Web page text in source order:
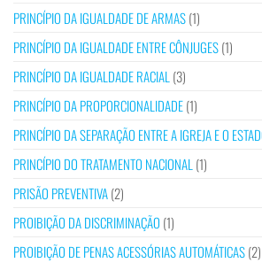
PRINCÍPIO DA IGUALDADE DE ARMAS(1)
PRINCÍPIO DA IGUALDADE ENTRE CÔNJUGES(1)
PRINCÍPIO DA IGUALDADE RACIAL (3)
PRINCÍPIO DA PROPORCIONALIDADE(1)
PRINCÍPIO DA SEPARAÇÃO ENTRE A IGREJA E O
PRINCÍPIO DO TRATAMENTO NACIONAL (1)
PRISÃO PREVENTIVA(2)
PROIBIÇÃO DA DISCRIMINAÇÃO (1)
PROIBIÇÃO DE PENAS ACESSÓRIAS AUTOMÁTICAS(2)